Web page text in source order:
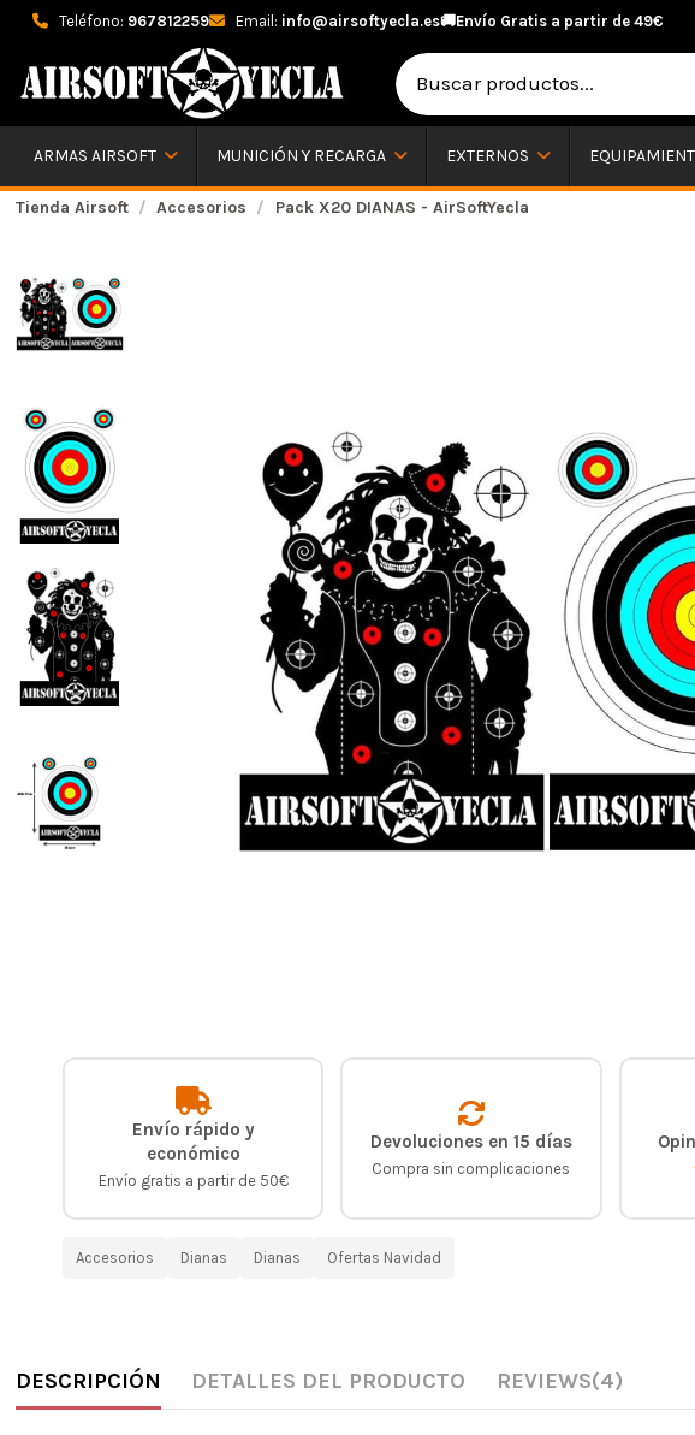
Teléfono: 967812259 Email: info@airsoftyecla.es🚚Envío Gratis a partir de 49€
ARMAS AIRSOFT MUNICIÓN Y RECARGA EXTERNOS
Tienda Airsoft Accesorios Pack X20 DIANAS - AirSoftYecla
Envío rápido y
económico
Envío gratis a partir de 50€
Devoluciones en 15 días
Compra sin complicaciones
Accesorios Dianas Dianas Ofertas Navidad
DESCRIPCIÓN DETALLES DEL PRODUCTO REVIEWS(4)